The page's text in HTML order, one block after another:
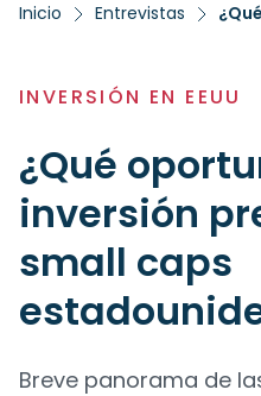
Inicio Entrevistas
INVERSIÓN EN EEUU
¿Qué
inversión
small caps
Breve panorama de